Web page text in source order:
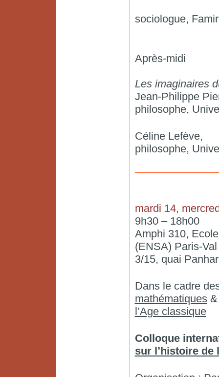
sociologue,
Après-midi
Les imaginaires
Jean-Philippe
philosophe,
Céline Lefève,
philosophe,
mardi 14,
9h30 – 18h00
Amphi 310,
(ENSA) Paris-
3/15, quai
Dans le cadre
mathématiques
l’Age classique
Colloque
sur l’histoire de